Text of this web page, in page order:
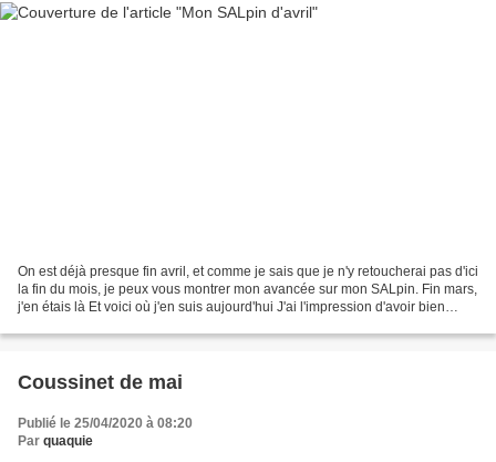
On est déjà presque fin avril, et comme je sais que je n'y retoucherai pas d'ici
la fin du mois, je peux vous montrer mon avancée sur mon SALpin. Fin mars,
j'en étais là Et voici où j'en suis aujourd'hui J'ai l'impression d'avoir bien
Coussinet de mai
Publié le 25/04/2020 à 08:20
Par quaquie